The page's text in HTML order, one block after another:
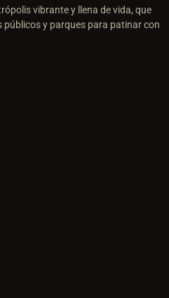
vibrante y llena de vida, que
y parques para patinar con